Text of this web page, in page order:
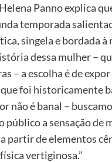
Panno explica
temporada
singela e bordada à
dessa mulher –
– a escolha é de
foi historicamente
não é banal –
público a sensação de
partir de elementos
vertiginosa.”